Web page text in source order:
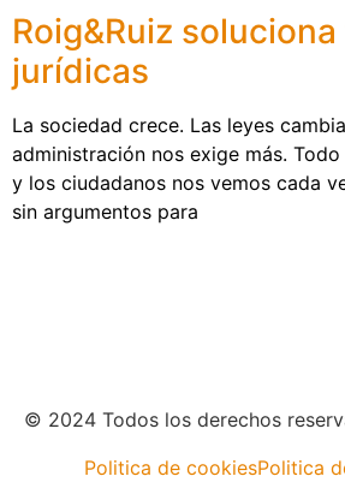
Roig&Ruiz
jurídicas
La sociedad crece. Las leyes
administración nos exige más.
y los ciudadanos nos vemos cada
sin argumentos para
© 2024 Todos los derechos
Politica de cookiesPolitica